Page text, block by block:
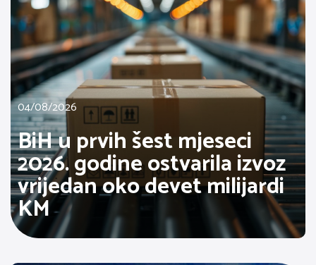
04/08/2026
BiH u prvih šest mjeseci
2026. godine ostvarila izvoz
vrijedan oko devet milijardi
KM